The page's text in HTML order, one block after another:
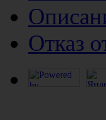
Отказ